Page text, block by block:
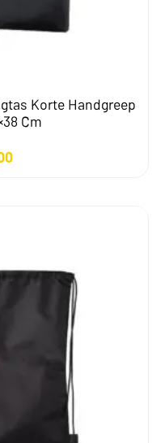
Korte Handgreep
Cm